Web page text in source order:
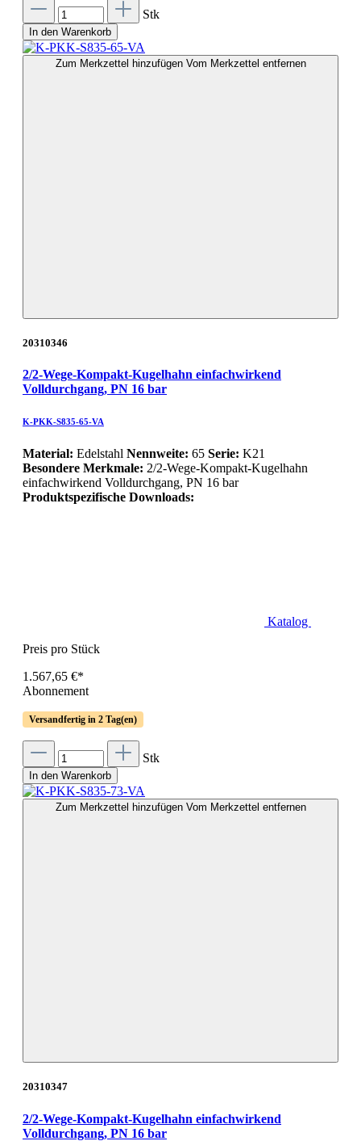
Stk
In den Warenkorb
Zum Merkzettel hinzufügen Vom Merkzettel entfernen
20310346
2/2-Wege-Kompakt-Kugelhahn einfachwirkend
Volldurchgang, PN 16 bar
K-PKK-S835-65-VA
Material: Edelstahl Nennweite: 65 Serie: K21
Besondere Merkmale: 2/2-Wege-Kompakt-Kugelhahn
einfachwirkend Volldurchgang, PN 16 bar
Produktspezifische Downloads:
Katalog
Preis pro Stück
1.567,65 €*
Abonnement
Versandfertig in 2 Tag(en)
Stk
In den Warenkorb
Zum Merkzettel hinzufügen Vom Merkzettel entfernen
20310347
2/2-Wege-Kompakt-Kugelhahn einfachwirkend
Volldurchgang, PN 16 bar